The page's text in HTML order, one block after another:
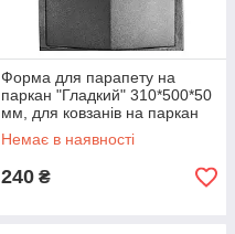
Форма для парапету на
паркан "Гладкий" 310*500*50
мм, для ковзанів на паркан
Немає в наявності
240 ₴